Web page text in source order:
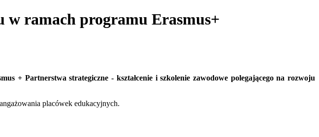
ramach programu Erasmus+
Partnerstwa strategiczne - kształcenie i szkolenie zawodowe polegającego na rozwoju
placówek edukacyjnych.